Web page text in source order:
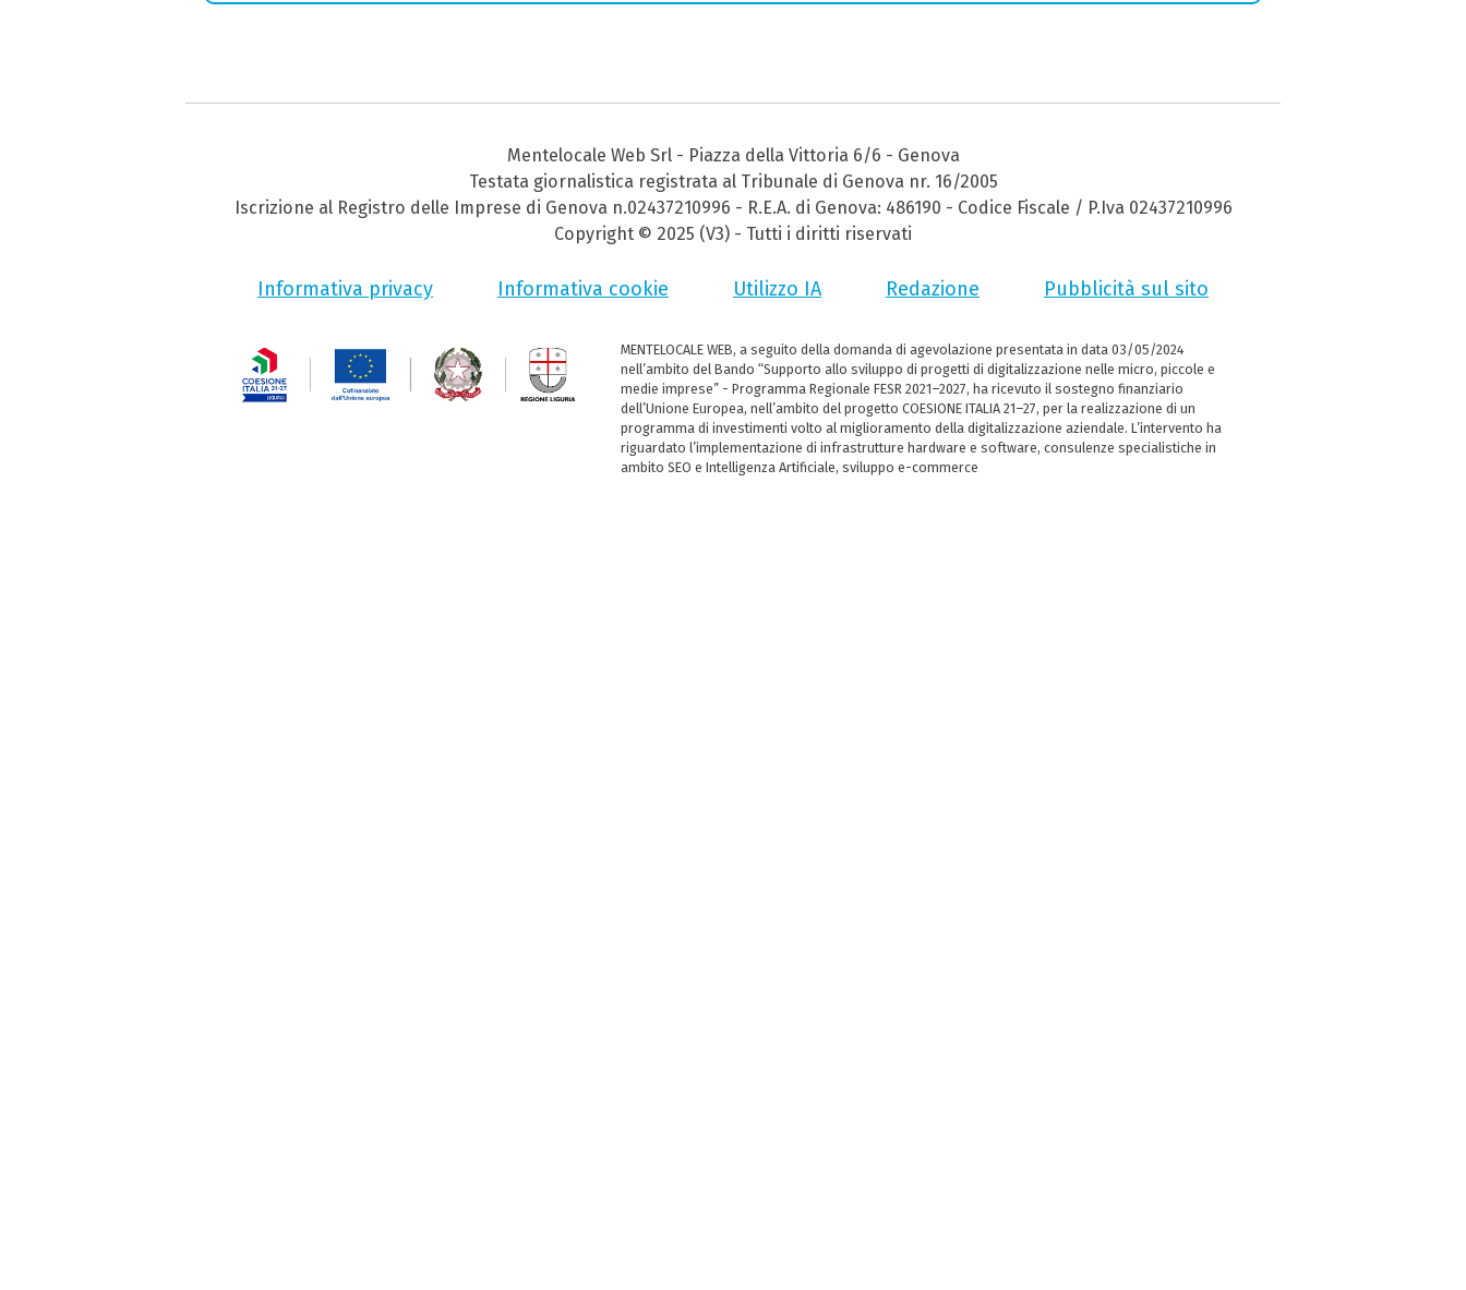
Mentelocale Web Srl - Piazza della Vittoria 6/6 - Genova
Testata giornalistica registrata al Tribunale di Genova nr. 16/2005
Iscrizione al Registro delle Imprese di Genova n.02437210996 - R.E.A. di Genova: 486190 - Codice Fiscale / P.Iva 02437210996
Copyright © 2025 (V3) - Tutti i diritti riservati
Informativa privacy Informativa cookie Utilizzo IA Redazione Pubblicità sul sito
MENTELOCALE WEB, a seguito della domanda di agevolazione presentata in data 03/05/2024
nell’ambito del Bando “Supporto allo sviluppo di progetti di digitalizzazione nelle micro, piccole e
medie imprese” - Programma Regionale FESR 2021–2027, ha ricevuto il sostegno finanziario
dell’Unione Europea, nell’ambito del progetto COESIONE ITALIA 21–27, per la realizzazione di un
programma di investimenti volto al miglioramento della digitalizzazione aziendale. L’intervento ha
riguardato l’implementazione di infrastrutture hardware e software, consulenze specialistiche in
ambito SEO e Intelligenza Artificiale, sviluppo e-commerce